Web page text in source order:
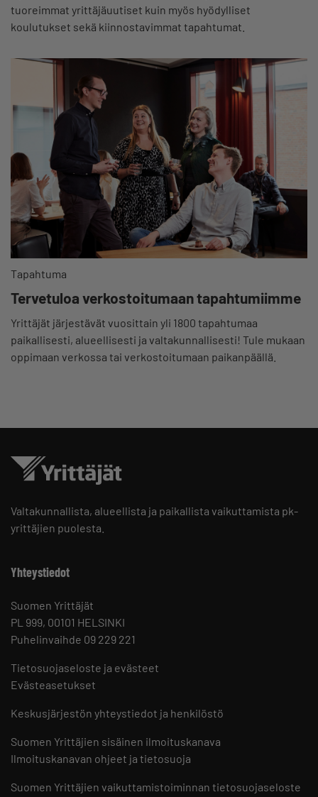
tuoreimmat yrittäjäuutiset kuin myös hyödylliset
koulutukset sekä kiinnostavimmat tapahtumat.
Tapahtuma
Tervetuloa verkostoitumaan tapahtumiimme
Yrittäjät järjestävät vuosittain yli 1800 tapahtumaa
paikallisesti, alueellisesti ja valtakunnallisesti! Tule mukaan
oppimaan verkossa tai verkostoitumaan paikanpäällä.
Valtakunnallista, alueellista ja paikallista vaikuttamista pk-
yrittäjien puolesta.
Yhteystiedot
Suomen Yrittäjät
PL 999, 00101 HELSINKI
Puhelinvaihde 09 229 221
Tietosuojaseloste ja evästeet
Evästeasetukset
Keskusjärjestön yhteystiedot ja henkilöstö
Suomen Yrittäjien sisäinen ilmoituskanava
Ilmoituskanavan ohjeet ja tietosuoja
Suomen Yrittäjien vaikuttamistoiminnan tietosuojaseloste